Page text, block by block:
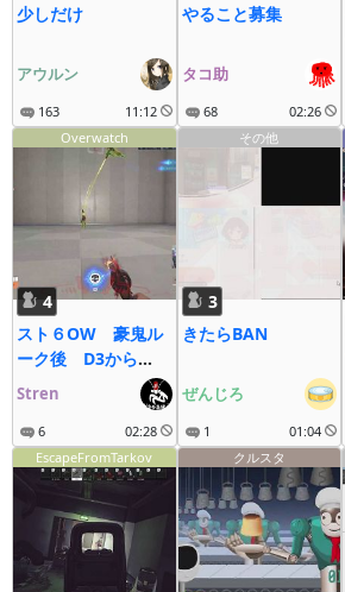
少しだけ
アウルン
163 11:12
やること募集
タコ助
68 02:26
Overwatch
4
スト６OW 豪鬼ル
ーク後 D3から
Masterチャレン
Stren
6 02:28
その他
3
きたらBAN
ぜんじろ
1 01:04
EscapeFromTarkov
クルスタ